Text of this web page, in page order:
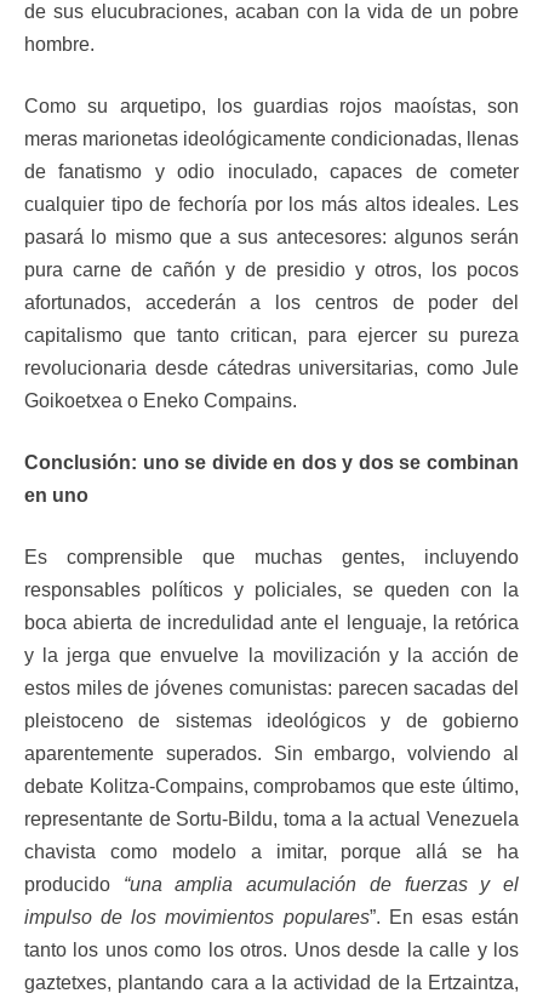
de sus elucubraciones, acaban con la vida de un pobre
hombre.
Como su arquetipo, los guardias rojos maoístas, son
meras marionetas ideológicamente condicionadas, llenas
de fanatismo y odio inoculado, capaces de cometer
cualquier tipo de fechoría por los más altos ideales. Les
pasará lo mismo que a sus antecesores: algunos serán
pura carne de cañón y de presidio y otros, los pocos
afortunados, accederán a los centros de poder del
capitalismo que tanto critican, para ejercer su pureza
revolucionaria desde cátedras universitarias, como Jule
Goikoetxea o Eneko Compains.
Conclusión: uno se divide en dos y dos se combinan
en uno
Es comprensible que muchas gentes, incluyendo
responsables políticos y policiales, se queden con la
boca abierta de incredulidad ante el lenguaje, la retórica
y la jerga que envuelve la movilización y la acción de
estos miles de jóvenes comunistas: parecen sacadas del
pleistoceno de sistemas ideológicos y de gobierno
aparentemente superados. Sin embargo, volviendo al
debate Kolitza-Compains, comprobamos que este último,
representante de Sortu-Bildu, toma a la actual Venezuela
chavista como modelo a imitar, porque allá se ha
producido “una amplia acumulación de fuerzas y el
impulso de los movimientos populares”. En esas están
tanto los unos como los otros. Unos desde la calle y los
gaztetxes, plantando cara a la actividad de la Ertzaintza,